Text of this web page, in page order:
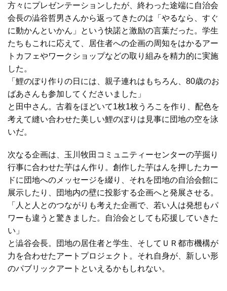
方々にプレゼンテーションしたが、終わった途端に自治会
会長の澁谷哲男さんから返ってきたのは「やるなら、すぐ
に動かんといかん」という快諾と激励の言葉だった。学生
たちもこれに応えて、居住者への企画の周知をはかるアー
トカフェやワークショップなどの取り組みを精力的に実施
した。
「鯉のぼり作りの日には、親子連れはもちろん、80歳のお
ばあさんも参加してくださいました」
と田中さん。古着をほどいて1枚1枚うろこを作り、配色を
考えて縫い合わせた美しい鯉のぼりは見事に団地の空を泳
いだ。
次なる企画は、玉川牧田コミュニティーセンターの芋掘り
行事に合わせた芋はん作り。創作した芋はんを押したカー
ドに団地へのメッセージを綴り、それを団地の自治会館に
展示したり、団地内の壁に投影する企画へと発展させる。
「人と人とのつながりも考えた企画で、若い人は発想もパ
ワーも違うと驚きました。自治会としても応援していきた
い」
と澁谷会長。団地の居住者と学生、そしてＵＲ都市機構が
力を合わせたアートプロジェクト。それ自身が、新しい形
のパブリックアートといえるかもしれない。